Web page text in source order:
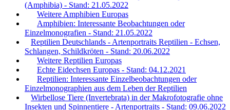
(Amphibia) - Stand: 21.05.2022
Weitere Amphibien Europas
Amphibien: Interessante Beobachtungen oder
Einzelmonografien - Stand: 21.05.2022
Reptilien Deutschlands - Artenportraits Reptilien - Echsen,
Schlangen, Schildkröten - Stand: 20.06.2022
Weitere Reptilien Europas
Echte Eidechsen Europas - Stand: 04.12.2021
Reptilien: Interessante Einzelbeobachtungen oder
Einzelmonographien aus dem Leben der Reptilien
Wirbellose Tiere (Invertebrata) in der Makrofotografie ohne
Insekten und Spinnentiere - Artenportraits - Stand: 09.06.2022